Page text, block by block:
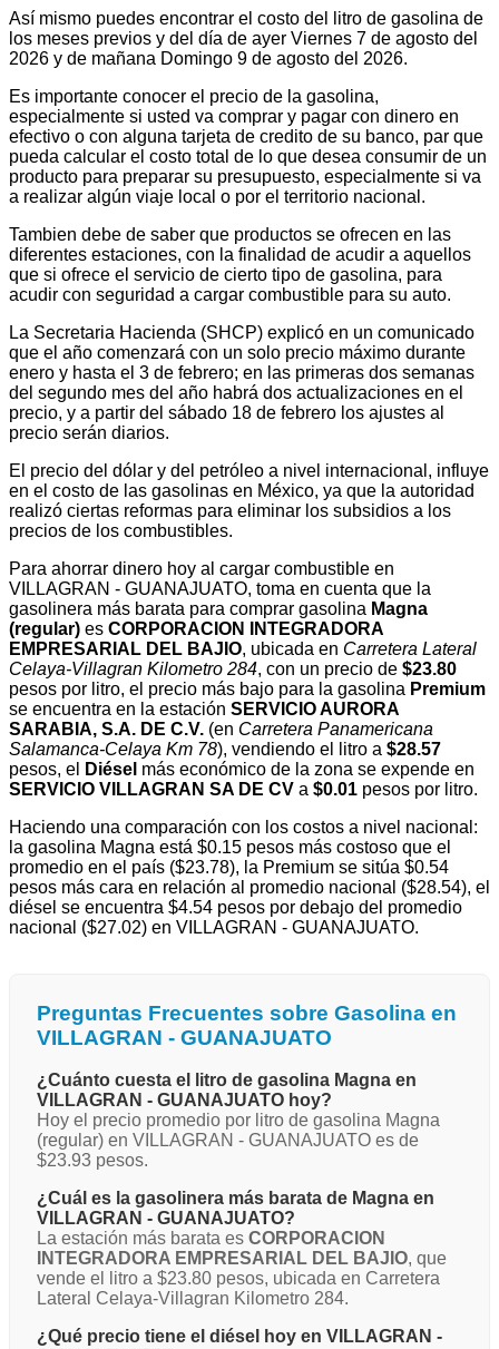
Así mismo puedes encontrar el costo del litro de gasolina de
los meses previos y del día de ayer Viernes 7 de agosto del
2026 y de mañana Domingo 9 de agosto del 2026.
Es importante conocer el precio de la gasolina,
especialmente si usted va comprar y pagar con dinero en
efectivo o con alguna tarjeta de credito de su banco, par que
pueda calcular el costo total de lo que desea consumir de un
producto para preparar su presupuesto, especialmente si va
a realizar algún viaje local o por el territorio nacional.
Tambien debe de saber que productos se ofrecen en las
diferentes estaciones, con la finalidad de acudir a aquellos
que si ofrece el servicio de cierto tipo de gasolina, para
acudir con seguridad a cargar combustible para su auto.
La Secretaria Hacienda (SHCP) explicó en un comunicado
que el año comenzará con un solo precio máximo durante
enero y hasta el 3 de febrero; en las primeras dos semanas
del segundo mes del año habrá dos actualizaciones en el
precio, y a partir del sábado 18 de febrero los ajustes al
precio serán diarios.
El precio del dólar y del petróleo a nivel internacional, influye
en el costo de las gasolinas en México, ya que la autoridad
realizó ciertas reformas para eliminar los subsidios a los
precios de los combustibles.
Para ahorrar dinero hoy al cargar combustible en
VILLAGRAN - GUANAJUATO, toma en cuenta que la
gasolinera más barata para comprar gasolina Magna
(regular) es CORPORACION INTEGRADORA
EMPRESARIAL DEL BAJIO, ubicada en Carretera Lateral
Celaya-Villagran Kilometro 284, con un precio de $23.80
pesos por litro, el precio más bajo para la gasolina Premium
se encuentra en la estación SERVICIO AURORA
SARABIA, S.A. DE C.V. (en Carretera Panamericana
Salamanca-Celaya Km 78), vendiendo el litro a $28.57
pesos, el
Diésel más económico de la zona se expende en
SERVICIO VILLAGRAN SA DE CV a $0.01 pesos por litro.
Haciendo una comparación con los costos a nivel nacional:
la gasolina Magna está $0.15 pesos más costoso que el
promedio en el país ($23.78), la Premium se sitúa $0.54
pesos más cara en relación al promedio nacional ($28.54), el
diésel se encuentra $4.54 pesos por debajo del promedio
nacional ($27.02) en VILLAGRAN - GUANAJUATO.
Preguntas Frecuentes sobre Gasolina en
VILLAGRAN - GUANAJUATO
¿Cuánto cuesta el litro de gasolina Magna en
VILLAGRAN - GUANAJUATO hoy?
Hoy el precio promedio por litro de gasolina Magna
(regular) en VILLAGRAN - GUANAJUATO es de
$23.93 pesos.
¿Cuál es la gasolinera más barata de Magna en
VILLAGRAN - GUANAJUATO?
La estación más barata es CORPORACION
INTEGRADORA EMPRESARIAL DEL BAJIO, que
vende el litro a $23.80 pesos, ubicada en Carretera
Lateral Celaya-Villagran Kilometro 284.
¿Qué precio tiene el diésel hoy en VILLAGRAN -